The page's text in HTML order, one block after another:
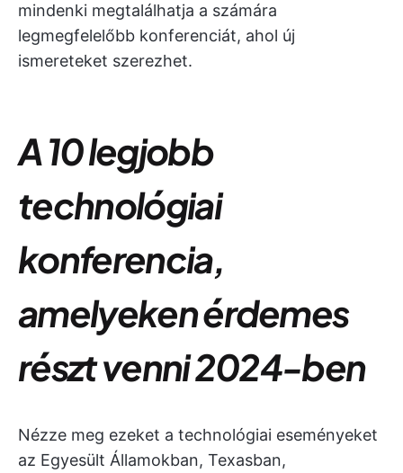
mindenki megtalálhatja a számára
legmegfelelőbb konferenciát, ahol új
ismereteket szerezhet.
A 10 legjobb
technológiai
konferencia,
amelyeken érdemes
részt venni 2024-ben
Nézze meg ezeket a technológiai eseményeket
az Egyesült Államokban, Texasban,